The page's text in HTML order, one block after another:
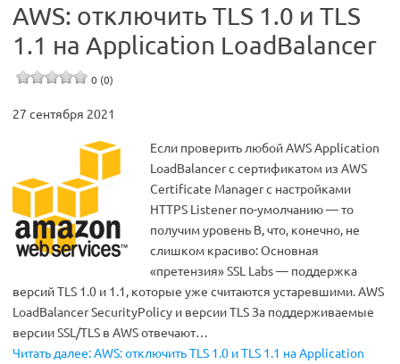
AWS: отключить TLS 1.0 и TLS
1.1 на Application LoadBalancer
0 (0)
27 сентября 2021
Если проверить любой AWS Application
LoadBalancer с сертификатом из AWS
Certificate Manager с настройками
HTTPS Listener по-умолчанию — то
получим уровень В, что, конечно, не
слишком красиво: Основная
«претензия» SSL Labs — поддержка
версий TLS 1.0 и 1.1, которые уже считаются устаревшими. AWS
LoadBalancer SecurityPolicy и версии TLS За поддерживаемые
версии SSL/TLS в AWS отвечают…
Читать далее: AWS: отключить TLS 1.0 и TLS 1.1 на Application